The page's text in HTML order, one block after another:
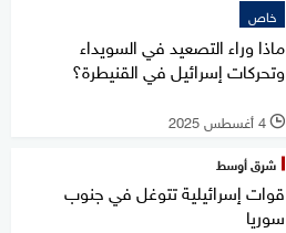
خاص
ماذا وراء التصعيد في السويداء
وتحركات إسرائيل في القنيطرة؟
l 4 أغسطس 2025
شرق أوسط
قوات إسرائيلية تتوغل في جنوب
سوريا